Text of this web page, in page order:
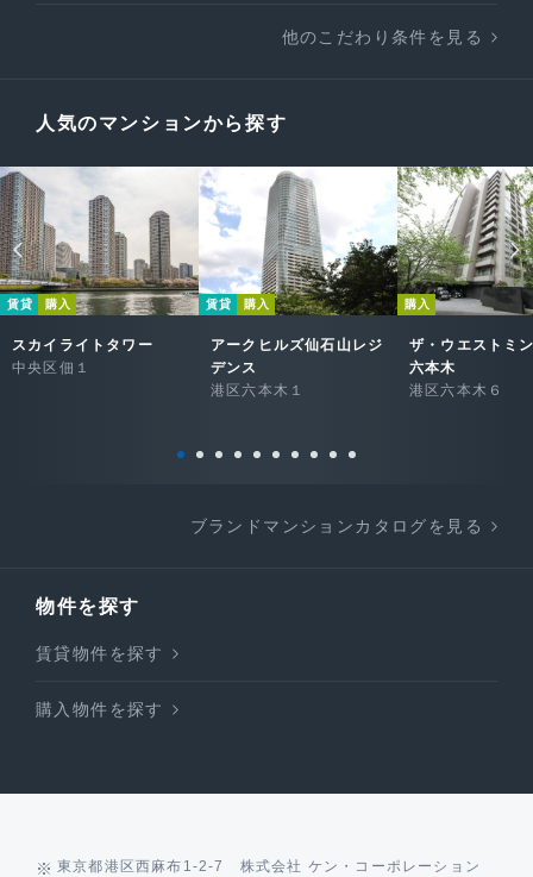
他のこだわり条件を見る
人気のマンションから探す
賃貸 購入
スカイライトタワー
中央区佃１
賃貸 購入
アークヒルズ仙石山レジ
デンス
港区六本木１
購入
ザ・ウエストミ
六本木
港区六本木６
ブランドマンションカタログを見る
物件を探す
賃貸物件を探す
購入物件を探す
東京都港区西麻布1-2-7 株式会社 ケン・コーポレーション